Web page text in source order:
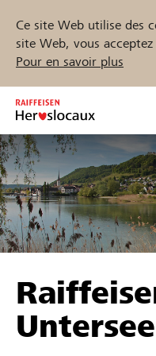
Ce site Web utilise des
site Web, vous
Pour en savoir plus
Inhalt
springen
Parrainer
Soutien &
Trouvez des projets et